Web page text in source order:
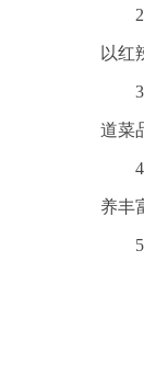
以红
道菜
养丰